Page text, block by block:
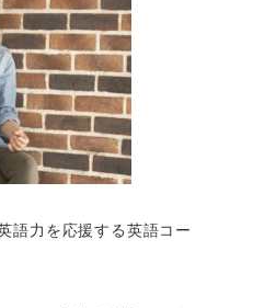
語力を応援する英語コー